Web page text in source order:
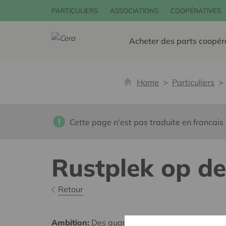
PARTICULIERS ASSOCIATIONS COOPÉRATIVES
Acheter des parts
Home Particuliers
Cette page n'est pas traduite en francais
Rustplek op
Retour
Ambition: Des quartiers chaleureux et